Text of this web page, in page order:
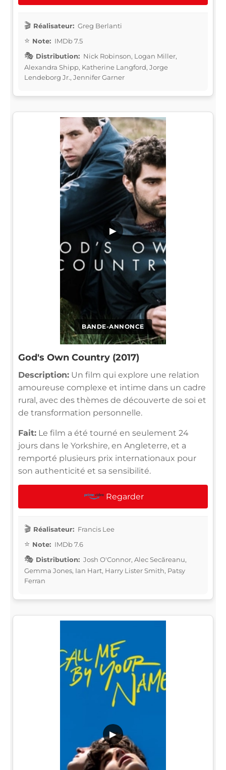
Réalisateur: Greg Berlanti
Note: IMDb 7.5
Distribution: Nick Robinson, Logan Miller,
Alexandra Shipp, Katherine Langford, Jorge
Lendeborg Jr., Jennifer Garner
BANDE-ANNONCE
▶
God's Own Country (2017)
Description: Un film qui explore une relation
amoureuse complexe et intime dans un cadre
rural, avec des thèmes de découverte de soi et
de transformation personnelle.
Fait: Le film a été tourné en seulement 24
jours dans le Yorkshire, en Angleterre, et a
remporté plusieurs prix internationaux pour
son authenticité et sa sensibilité.
Regarder
Réalisateur: Francis Lee
Note: IMDb 7.6
Distribution: Josh O'Connor, Alec Secăreanu,
Gemma Jones, Ian Hart, Harry Lister Smith, Patsy
Ferran
▶